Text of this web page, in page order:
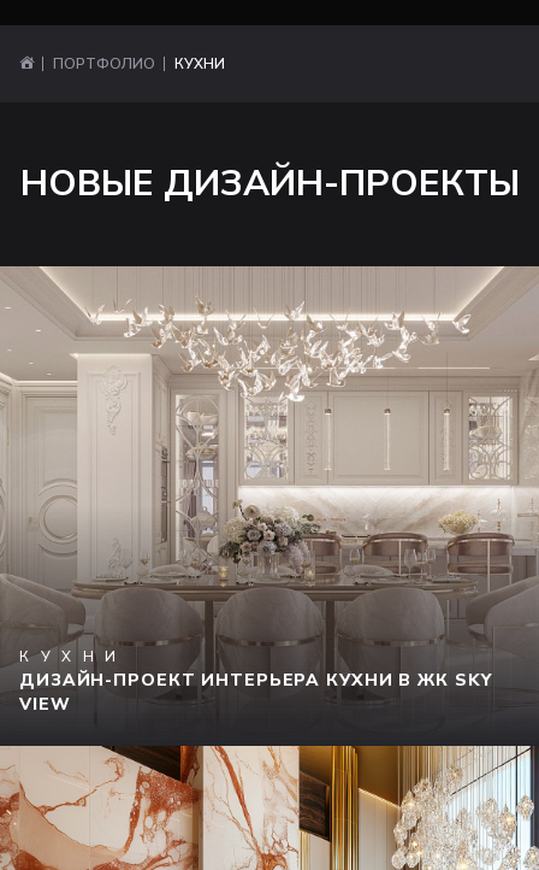
ПОРТФОЛИО КУХНИ
НОВЫЕ ДИЗАЙН-ПРОЕКТЫ
КУХНИ
ДИЗАЙН-ПРОЕКТ ИНТЕРЬЕРА КУХНИ В ЖК SKY
VIEW